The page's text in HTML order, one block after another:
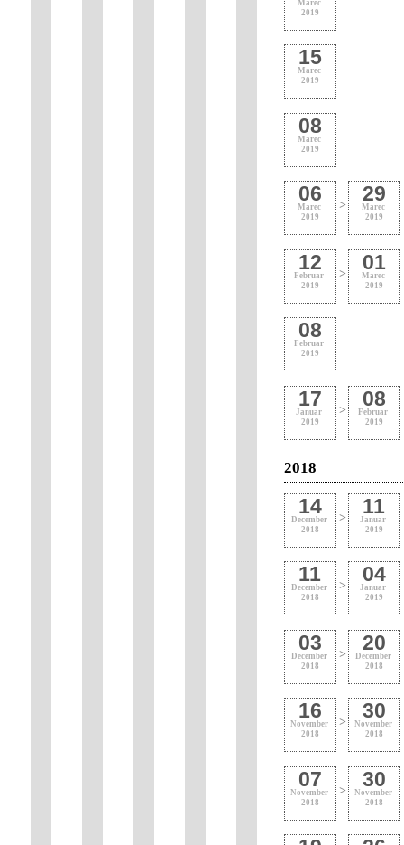
Marec
2019
15
Marec
2019
08
Marec
2019
06
Marec
2019
> 29
Marec
2019
12
Februar
2019
> 01
Marec
2019
08
Februar
2019
17
Januar
2019
> 08
Februar
2019
2018
14
December
2018
> 11
Januar
2019
11
December
2018
> 04
Januar
2019
03
December
2018
> 20
December
2018
16
November
2018
> 30
November
2018
07
November
2018
> 30
November
2018